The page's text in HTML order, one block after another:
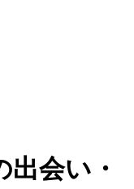
会い・